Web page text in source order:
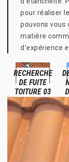
pour réaliser
pouvons vous
matière
d'expérience
RECHERCHE
DE FUITE
TOITURE 03